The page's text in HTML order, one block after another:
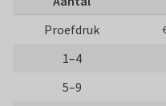
Proefdruk
1–4
5–9